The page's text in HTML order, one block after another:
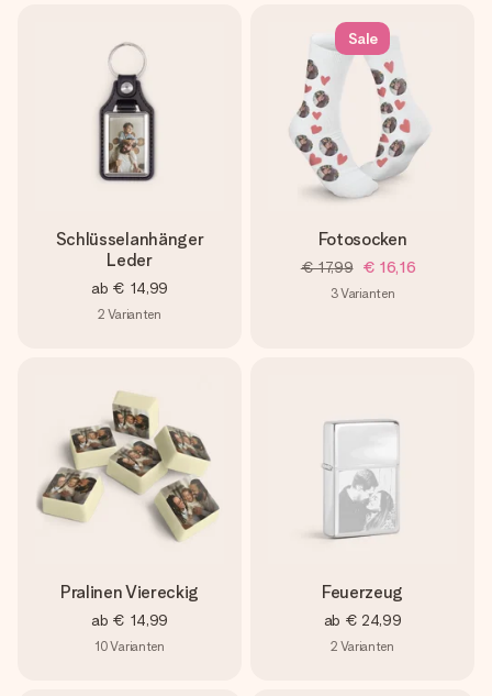
Schlüsselanhänger
Leder
ab € 14,99
2 Varianten
Sale
Fotosocken
€ 17,99 € 16,16
3Varianten
Pralinen Viereckig
ab € 14,99
10Varianten
Feuerzeug
ab € 24,99
2 Varianten